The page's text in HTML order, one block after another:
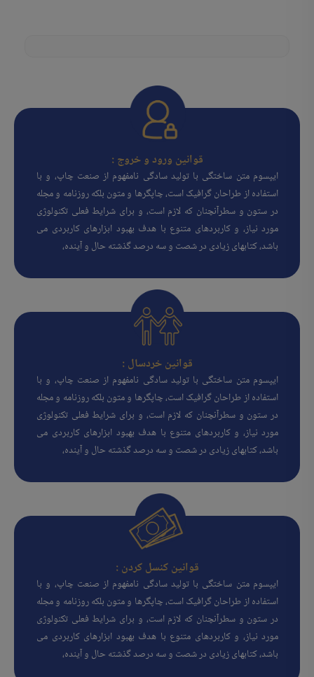
قوانین ورود و خروج :
ایپسوم متن ساختگی با تولید سادگی نامفهوم از صنعت چاپ، و با
استفاده از طراحان گرافیک است، چاپگرها و متون بلکه روزنامه و مجله
در ستون و سطرآنچنان که لازم است، و برای شرایط فعلی تکنولوژی
مورد نیاز، و کاربردهای متنوع با هدف بهبود ابزارهای کاربردی می
باشد، کتابهای زیادی در شصت و سه درصد گذشته حال و آینده،
قوانین خردسال :
ایپسوم متن ساختگی با تولید سادگی نامفهوم از صنعت چاپ، و با
استفاده از طراحان گرافیک است، چاپگرها و متون بلکه روزنامه و مجله
در ستون و سطرآنچنان که لازم است، و برای شرایط فعلی تکنولوژی
مورد نیاز، و کاربردهای متنوع با هدف بهبود ابزارهای کاربردی می
باشد، کتابهای زیادی در شصت و سه درصد گذشته حال و آینده،
قوانین کنسل کردن :
ایپسوم متن ساختگی با تولید سادگی نامفهوم از صنعت چاپ، و با
استفاده از طراحان گرافیک است، چاپگرها و متون بلکه روزنامه و مجله
در ستون و سطرآنچنان که لازم است، و برای شرایط فعلی تکنولوژی
مورد نیاز، و کاربردهای متنوع با هدف بهبود ابزارهای کاربردی می
باشد، کتابهای زیادی در شصت و سه درصد گذشته حال و آینده،